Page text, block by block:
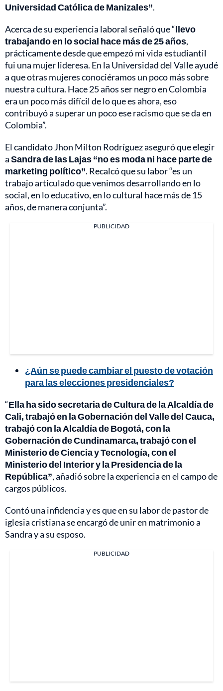
Universidad Católica de Manizales”.
Acerca de su experiencia laboral señaló que “llevo
trabajando en lo social hace más de 25 años,
prácticamente desde que empezó mi vida estudiantil
fui una mujer lideresa. En la Universidad del Valle ayudé
a que otras mujeres conociéramos un poco más sobre
nuestra cultura. Hace 25 años ser negro en Colombia
era un poco más difícil de lo que es ahora, eso
contribuyó a superar un poco ese racismo que se da en
Colombia”.
El candidato Jhon Milton Rodríguez aseguró que elegir
aSandra de las Lajas “no es moda ni hace parte de
marketing político”. Recalcó que su labor “es un
trabajo articulado que venimos desarrollando en lo
social, en lo educativo, en lo cultural hace más de 15
años, de manera conjunta”.
PUBLICIDAD
¿Aún se puede cambiar el puesto de votación
para las elecciones presidenciales?
“Ella ha sido secretaria de Cultura de la Alcaldía de
Cali, trabajó en la Gobernación del Valle del Cauca,
trabajó con la Alcaldía de Bogotá, con la
Gobernación de Cundinamarca, trabajó con el
Ministerio de Ciencia y Tecnología, con el
Ministerio del Interior y la Presidencia de la
República”, añadió sobre la experiencia en el campo de
cargos públicos.
Contó una infidencia y es que en su labor de pastor de
iglesia cristiana se encargó de unir en matrimonio a
Sandra y a su esposo.
PUBLICIDAD